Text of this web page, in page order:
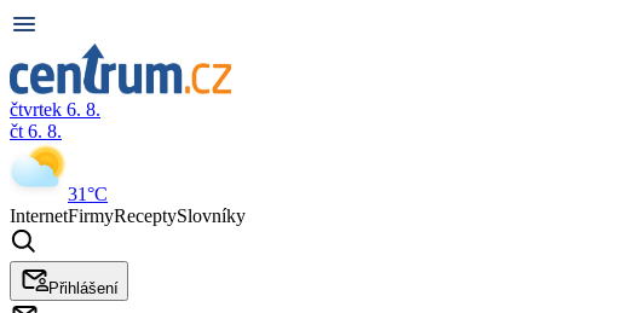
čtvrtek 6. 8.
čt 6. 8.
31°C
InternetFirmyReceptySlovníky
Přihlášení